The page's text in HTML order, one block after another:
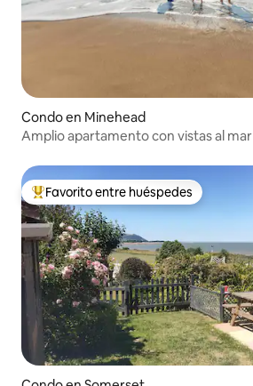
Condo en Minehead
Amplio apartamento con vistas al mar
Favorito entre huéspedes preferido
Favorito entre huéspedes